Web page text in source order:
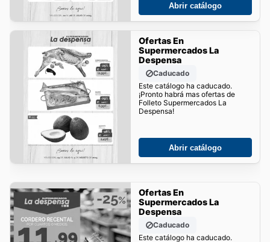
Abrir catálogo
Ofertas En
Supermercados La
Despensa
Caducado
Este catálogo ha caducado.
¡Pronto habrá mas ofertas de
Folleto Supermercados La
Despensa!
Abrir catálogo
Ofertas En
Supermercados La
Despensa
Caducado
Este catálogo ha caducado.